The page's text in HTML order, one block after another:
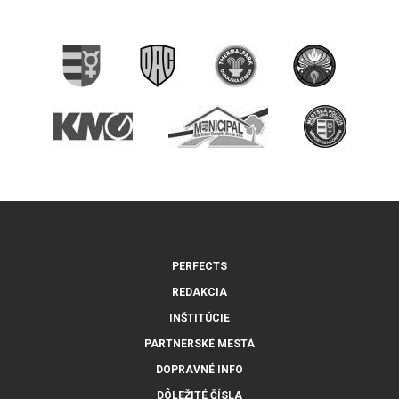
PERFECTS
REDAKCIA
INŠTITÚCIE
PARTNERSKÉ MESTÁ
DOPRAVNÉ INFO
DÔLEŽITÉ ČÍSLA